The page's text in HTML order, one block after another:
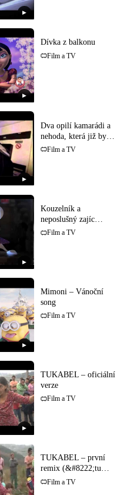
▶
▶
Dívka z balkonu
Film a TV
▶
Dva opilí kamarádi a
nehoda, která již byla
uskutečněna!
Film a TV
▶
Kouzelník a
neposlušný zajíc
(Pixar)
Film a TV
▶
Mimoni – Vánoční
song
Film a TV
▶
TUKABEL – oficiální
verze
Film a TV
TUKABEL – první
remix (&#8222;tu
kabel")
Film a TV